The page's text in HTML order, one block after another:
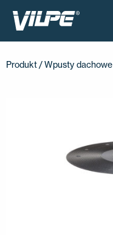
ROZWIĄZANIA
Produkt /Wpusty dachowe